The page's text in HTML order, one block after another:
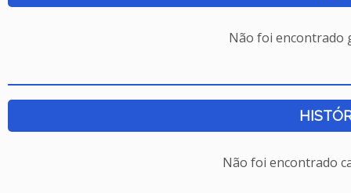
Não foi encontrado
Não foi encontrado